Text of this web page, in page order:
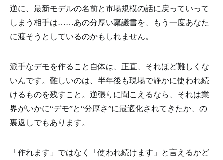
逆に、最新モデルの名前と市場規模の話に戻っていって
しまう相手は……あの分厚い稟議書を、もう一度あなた
に渡そうとしているのかもしれません。
派手なデモを作ること自体は、正直、それほど難しくな
いんです。難しいのは、半年後も現場で静かに使われ続
けるものを残すこと。逆張りに聞こえるなら、それは業
界がいかに“デモ”と“分厚さ”に最適化されてきたか、の
裏返しでもあります。
「作れます」ではなく「使われ続けます」と言えるかど